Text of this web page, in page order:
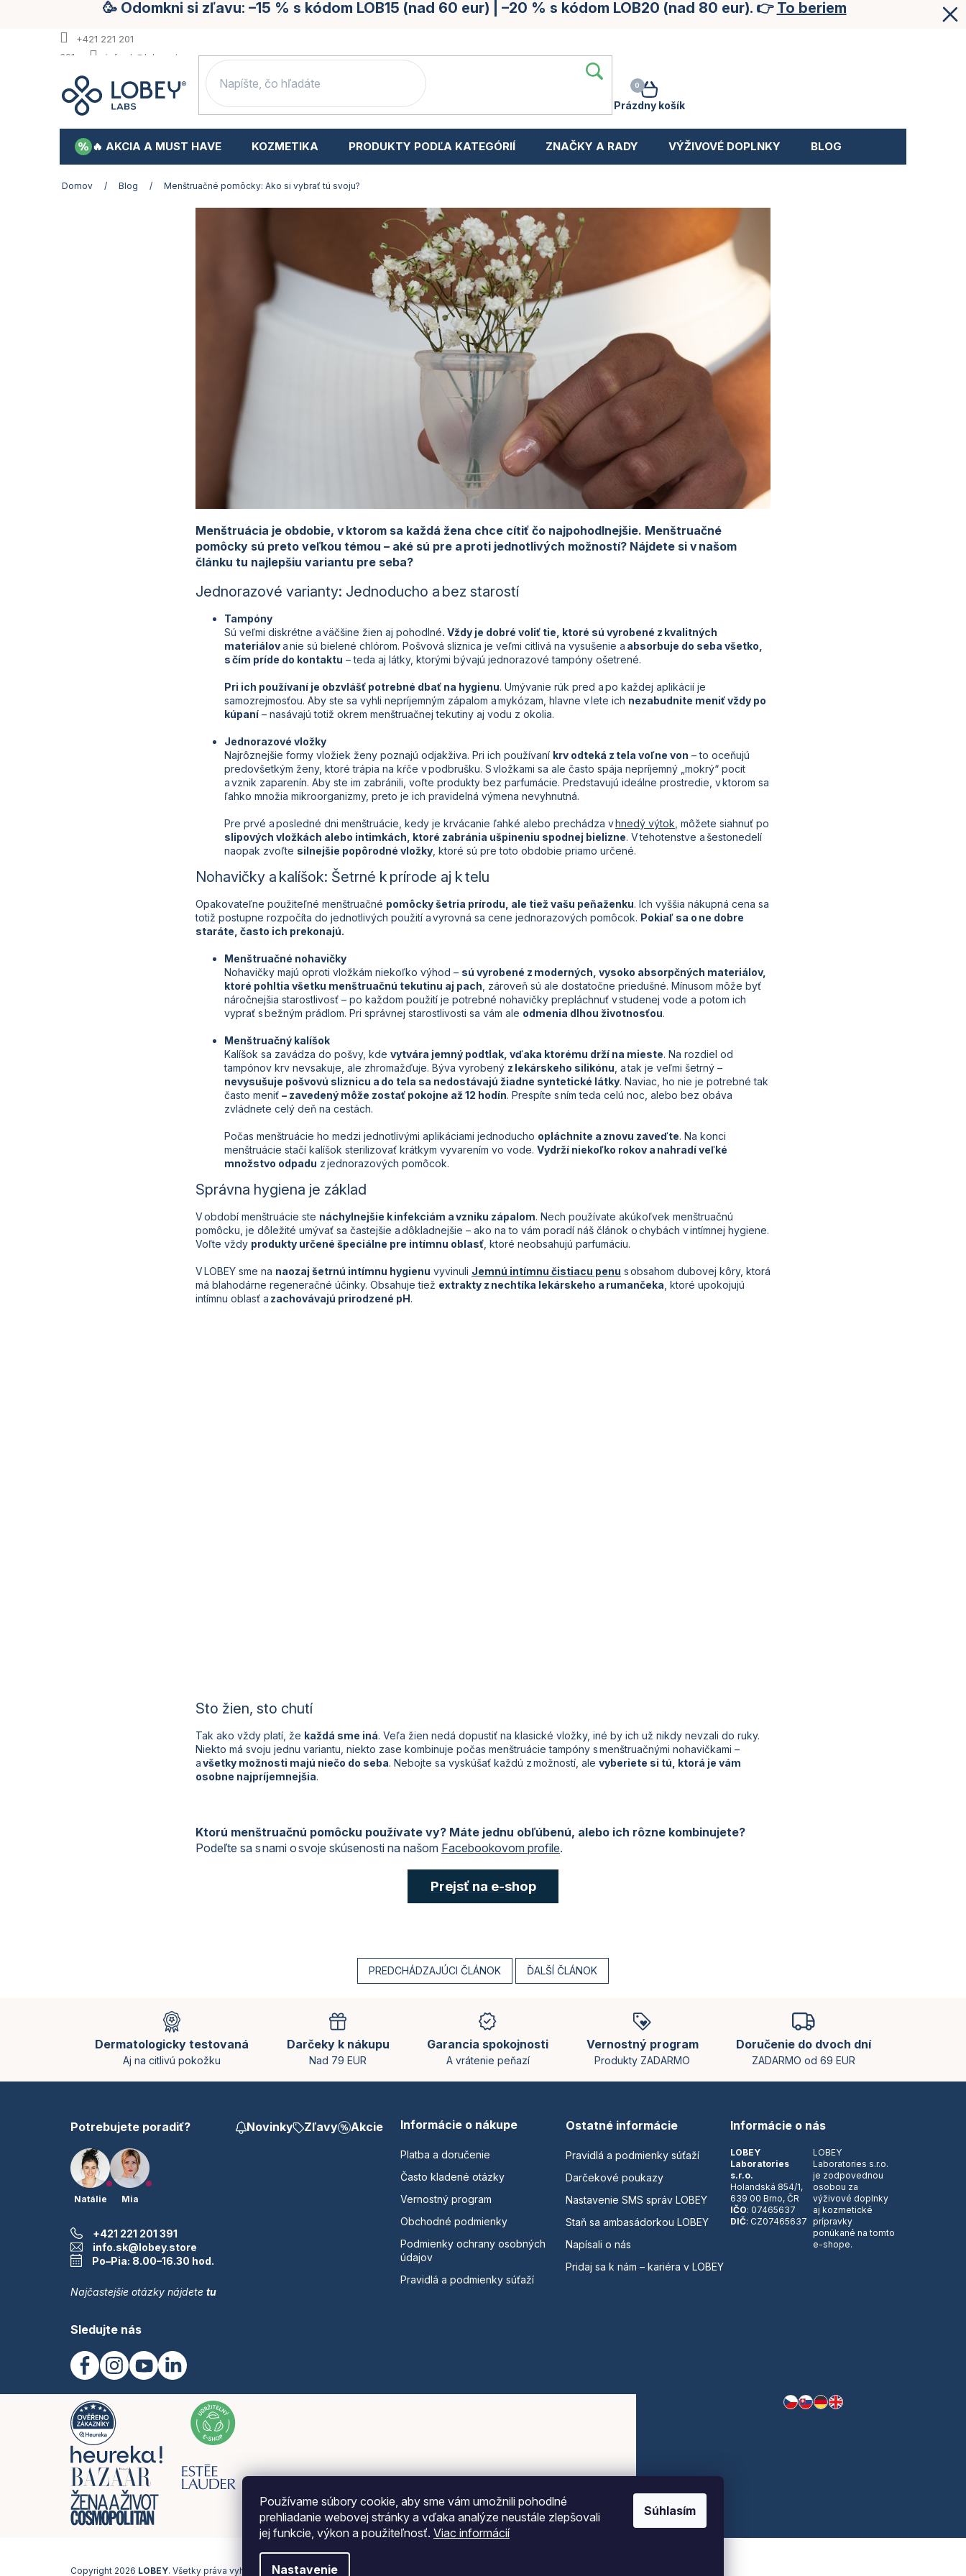
Používame súbory cookie, aby sme vám umožnili pohodlné
prehliadanie webovej stránky a vďaka analýze neustále zlepšovali
jej funkcie, výkon a použiteľnosť. Viac informácií
Nastavenie
Súhlasím
🥳 Odomkni si zľavu: –15 % s kódom LOB15 (nad 60 eur) | –20 % s kódom LOB20 (nad 80 eur). 👉 To beriem
+421 221 201
391
info.sk@lobey.store
NÁKUPNÝ
KOŠÍK
Prázdny košík
🔥 AKCIA A MUST HAVE KOZMETIKA PRODUKTY PODĽA KATEGÓRIÍ ZNAČKY A RADY VÝŽIVOVÉ DOPLNKY BLOG
Domov / Blog / Menštruačné pomôcky: Ako si vybrať tú svoju?
Menštruácia je obdobie, v ktorom sa každá žena chce cítiť čo najpohodlnejšie. Menštruačné
pomôcky sú preto veľkou témou – aké sú pre a proti jednotlivých možností? Nájdete si v našom
článku tu najlepšiu variantu pre seba?
Jednorazové varianty: Jednoducho a bez starostí
Tampóny
Sú veľmi diskrétne a väčšine žien aj pohodlné. Vždy je dobré voliť tie, ktoré sú vyrobené z kvalitných
materiálova nie sú bielené chlórom. Pošvová sliznica je veľmi citlivá na vysušenie a absorbuje do seba všetko,
s čím príde do kontaktu – teda aj látky, ktorými bývajú jednorazové tampóny ošetrené.
Pri ich používaní je obzvlášť potrebné dbať na hygienu. Umývanie rúk pred a po každej aplikácií je
samozrejmosťou. Aby ste sa vyhli nepríjemným zápalom a mykózam , hlavne v lete ich nezabudnite meniť vždy po
kúpaní – nasávajú totiž okrem menštruačnej tekutiny aj vodu z okolia.
Jednorazové vložky
Najrôznejšie formy vložiek ženy poznajú odjakživa. Pri ich používaní krv odteká z tela voľne von – to oceňujú
predovšetkým ženy, ktoré trápia na kŕče v podbrušku. S vložkami sa ale často spája nepríjemný „mokrý“ pocit
a vznik zaparenín. Aby ste im zabránili, voľte produkty bez parfumácie. Predstavujú ideálne prostredie, v ktorom sa
ľahko množia mikroorganizmy, preto je ich pravidelná výmena nevyhnutná.
Pre prvé a posledné dni menštruácie, kedy je krvácanie ľahké alebo prechádza vhnedý výtok , môžete siahnuť po
slipových vložkách alebo intimkách, ktoré zabránia ušpineniu spodnej bielizne. V tehotenstve a šestonedelí
naopak zvoľte silnejšie popôrodné vložky , ktoré sú pre toto obdobie priamo určené.
Nohavičky a kalíšok: Šetrné k prírode aj k telu
Opakovateľne použiteľné menštruačné pomôcky šetria prírodu, ale tiež vašu peňaženku. Ich vyššia nákupná cena sa
totiž postupne rozpočíta do jednotlivých použití a vyrovná sa cene jednorazových pomôcok. Pokiaľ sa o ne dobre
staráte, často ich prekonajú.
Menštruačné nohavičky
Nohavičky majú oproti vložkám niekoľko výhod – sú vyrobené z moderných, vysoko absorpčných materiálov,
ktoré pohltia všetku menštruačnú tekutinu aj pach , zároveň sú ale dostatočne priedušné. Mínusom môže byť
náročnejšia starostlivosť – po každom použití je potrebné nohavičky prepláchnuť v studenej vode a potom ich
vyprať s bežným prádlom. Pri správnej starostlivosti sa vám ale odmenia dlhou životnosťou.
Menštruačný kalíšok
Kalíšok sa zavádza do pošvy, kde vytvára jemný podtlak, vďaka ktorému drží na mieste. Na rozdiel od
tampónov krv nevsakuje, ale zhromažďuje. Býva vyrobený z lekárskeho silikónu , a tak je veľmi šetrný –
nevysušuje pošvovú sliznicu a do tela sa nedostávajú žiadne syntetické látky. Naviac, ho nie je potrebné tak
často meniť – zavedený môže zostať pokojne až 12 hodín. Prespíte s ním teda celú noc, alebo bez obáva
zvládnete celý deň na cestách.
Počas menštruácie ho medzi jednotlivými aplikáciami jednoducho opláchnite a znovu zaveďte. Na konci
menštruácie stačí kalíšok sterilizovať krátkym vyvarením vo vode. Vydrží niekoľko rokov a nahradí veľké
množstvo odpadu z jednorazových pomôcok.
Správna hygiena je základ
V období menštruácie ste náchylnejšie k infekciám a vzniku zápalom. Nech používate akúkoľvek menštruačnú
pomôcku, je dôležité umývať sa častejšie a dôkladnejšie – ako na to vám poradí náš článok o chybách v intímnej hygiene.
Voľte vždy produkty určené špeciálne pre intímnu oblasť , ktoré neobsahujú parfumáciu.
V LOBEY sme na naozaj šetrnú intímnu hygienu vyvinuli Jemnú intímnu čistiacu penu s obsahom dubovej kôry, ktorá
má blahodárne regeneračné účinky. Obsahuje tiež extrakty z nechtíka lekárskeho a rumančeka , ktoré upokojujú
intímnu oblasť a zachovávajú prirodzené pH.
Sto žien, sto chutí
Tak ako vždy platí, že každá sme iná. Veľa žien nedá dopustiť na klasické vložky, iné by ich už nikdy nevzali do ruky.
Niekto má svoju jednu variantu, niekto zase kombinuje počas menštruácie tampóny s menštruačnými nohavičkami –
avšetky možnosti majú niečo do seba. Nebojte sa vyskúšať každú z možností, ale vyberiete si tú, ktorá je vám
osobne najpríjemnejšia.
Ktorú menštruačnú pomôcku používate vy? Máte jednu obľúbenú, alebo ich rôzne kombinujete?
Podeľte sa s nami o svoje skúsenosti na našom Facebookovom profile.
Prejsť na e-shop
PREDCHÁDZAJÚCI ČLÁNOK ĎALŠÍ ČLÁNOK
i
Dermatologicky testovaná
Aj na citlivú pokožku
Darčeky k nákupu
Nad 79 EUR
Garancia spokojnosti
A vrátenie peňazí
Vernostný program
Produkty ZADARMO
Doručenie do dvoch dní
ZADARMO od 69 EUR
Potrebujete poradiť?
Natálie Mia
+421 221 201 391
info.sk@lobey.store
Po–Pia: 8.00–16.30 hod.
Najčastejšie otázky nájdete tu
Sledujte nás
Novinky Zľavy Akcie Informácie o nákupe
Platba a doručenie
Často kladené otázky
Vernostný program
Obchodné podmienky
Podmienky ochrany osobných
údajov
Pravidlá a podmienky súťaží
Ostatné informácie
Pravidlá a podmienky súťaží
Darčekové poukazy
Nastavenie SMS správ LOBEY
Staň sa ambasádorkou LOBEY
Napísali o nás
Pridaj sa k nám – kariéra v LOBEY
Informácie o nás
LOBEY
Laboratories
s.r.o.
Holandská 854/1,
639 00 Brno, ČR
IČO: 07465637
DIČ: CZ07465637
LOBEY
Laboratories s.r.o.
je zodpovednou
osobou za
výživové doplnky
aj kozmetické
prípravky
ponúkané na tomto
e-shope.
Copyright 2026 LOBEY. Všetky práva vyhradené.